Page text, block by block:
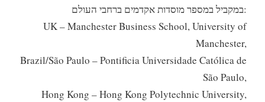
במקביל במספר מוסדות אקדמים ברחבי העולם:
UK – Manchester Business School, University of
Manchester,
Brazil/São Paulo – Pontificia Universidade Católica de
São Paulo,
Hong Kong – Hong Kong Polytechnic University,